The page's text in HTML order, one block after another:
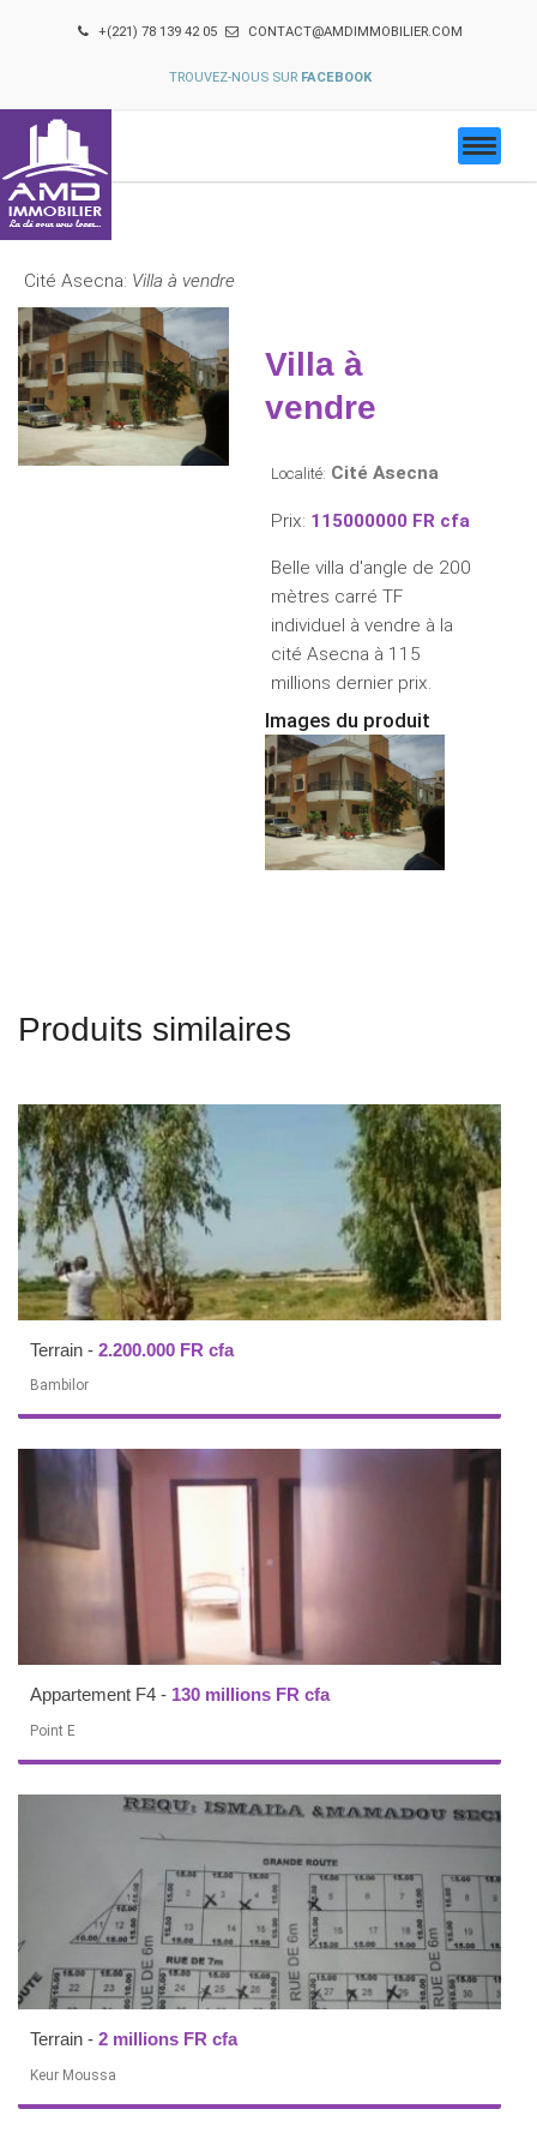
+(221) 78 139 42 05 CONTACT@AMDIMMOBILIER.COM
TROUVEZ-NOUS SUR FACEBOOK
Cité Asecna: Villa à vendre
Villa à
vendre
Localité: Cité Asecna
Prix: 115000000 FR cfa
Belle villa d'angle de 200
mètres carré TF
individuel à vendre à la
cité Asecna à 115
millions dernier prix.
Images du produit
Produits similaires
Terrain - 2.200.000 FR cfa
Bambilor
Appartement F4 - 130 millions FR cfa
Point E
Terrain - 2 millions FR cfa
Keur Moussa